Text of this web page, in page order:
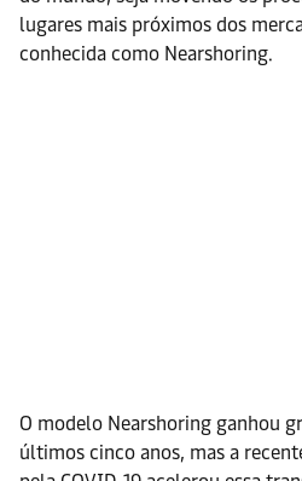
lugares mais próximos dos
conhecida como Nearshoring.
O modelo Nearshoring ganhou
últimos cinco anos, mas a